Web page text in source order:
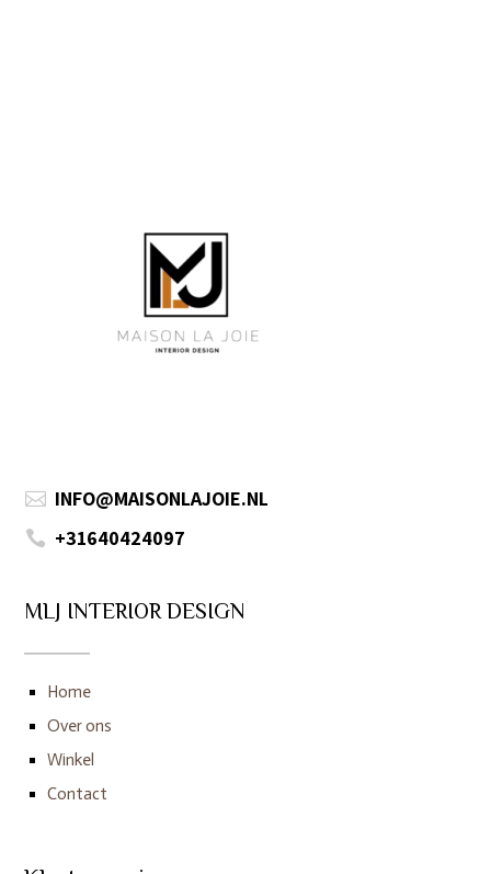
 INFO@MAISONLAJOIE.NL
 +31640424097
MLJ INTERIOR DESIGN
Home
Over ons
Winkel
Contact